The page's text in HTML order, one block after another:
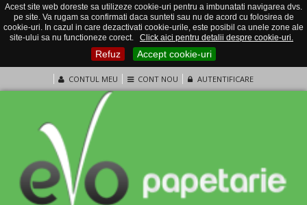
Acest site web doreste sa utilizeze cookie-uri pentru a imbunatati navigarea dvs.
pe site. Va rugam sa confirmati daca sunteti sau nu de acord cu folosirea de
cookie-uri. In cazul in care dezactivati cookie-urile, este posibil ca unele zone ale
site-ului sa nu functioneze corect.
Click aici pentru detalii despre cookie-uri.
Refuz Accept cookie-uri
CONTUL MEU CONT NOU AUTENTIFICARE